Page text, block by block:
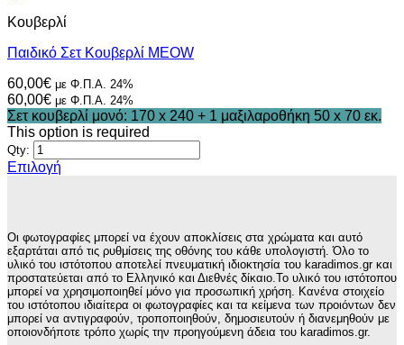
πολλαπλές
Οι
μπορούν
να
επιλεγούν
στη
σελίδα
του
Κουβερλί
Παιδικό Σετ Κουβερλί MEOW
60,00€ με Φ.Π.Α. 24%
60,00€ με Φ.Π.Α. 24%
Σετ κουβερλί μονό: 170 x 240 + 1 μαξιλαροθήκη 50 x 70 εκ.
This option is required
Qty:
Επιλογή
έχει
πολλαπλές
παραλλαγές.
Οι
επιλογές
μπορούν
να
Οι φωτογραφίες μπορεί να έχουν αποκλίσεις στα χρώματα και αυτό
εξαρτάται από τις ρυθμίσεις της οθόνης του κάθε υπολογιστή. Όλο το
υλικό του ιστότοπου αποτελεί πνευματική ιδιοκτησία του karadimos.gr και
προστατεύεται από το Ελληνικό και Διεθνές δίκαιο.Το υλικό του ιστότοπου
μπορεί να χρησιμοποιηθεί μόνο για προσωπική χρήση. Κανένα στοιχείο
του ιστότοπου ιδιαίτερα οι φωτογραφίες και τα κείμενα των προιόντων δεν
μπορεί να αντιγραφούν, τροποποιηθούν, δημοσιευτούν ή διανεμηθούν με
οποιονδήποτε τρόπο χωρίς την προηγούμενη άδεια του karadimos.gr.